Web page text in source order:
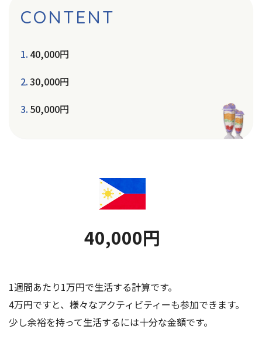
CONTENT
40,000円
30,000円
50,000円
40,000円
1週間あたり1万円で生活する計算です。
4万円ですと、様々なアクティビティーも参加できます。
少し余裕を持って生活するには十分な金額です。